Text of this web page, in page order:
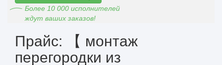
Более 10 000 исполнителей
ждут ваших заказов!
Прайс: 【 монтаж
перегородки из